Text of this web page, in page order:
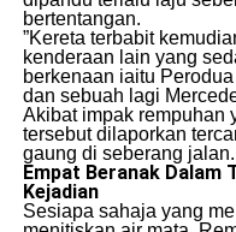
bertentangan.
​”Kereta terbabit
kenderaan lain yang
berkenaan iaitu
dan sebuah lagi
​Akibat impak rempuhan
tersebut dilaporkan
gaung di seberang jalan.
Empat Beranak Dalam
Kejadian
​Sesiapa sahaja yang